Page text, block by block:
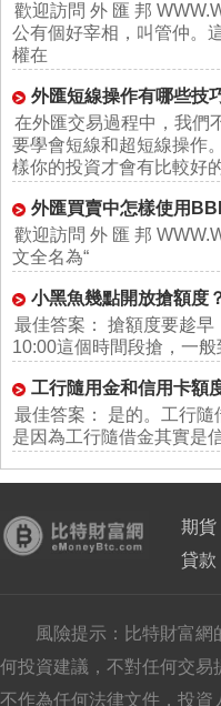
歡迎訪問 外 匯 邦
公有個好宰相，叫管仲。
權在
外匯短線操作有哪些技
在外匯交易過程中，我們
要學會短線和超短線操作
樣你的投資才會有比較好
外匯買賣中怎樣使用
歡迎訪問 外 匯 邦
文全名為“
小黑魚幾點開放搶額度
最佳答案： 搶額度要趁
10:00這個時間段搶，一
工行隨用金和信用卡額
最佳答案： 是的。工行隨
是因為工行隨借金其實是
期貨
貸款
風險提示：比特財富網
何投資建議，不對任何交易
不作為任何法律文件，投資